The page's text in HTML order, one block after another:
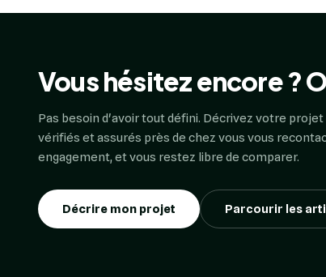
Vous hésitez encore ?
Pas besoin d'avoir tout défini. Décrivez votre projet
vérifiés et assurés près de chez vous vous
engagement, et vous restez libre de comparer.
Décrire mon projet Parcourir les